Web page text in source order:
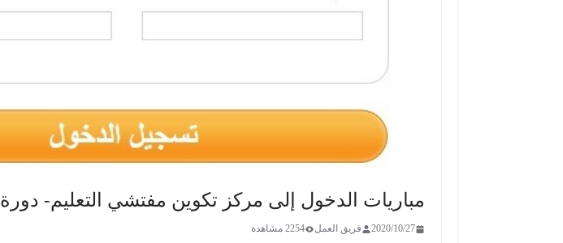
مباريات الدخول إلى مركز تكوين مفتشي التعليم- دورة 2020
2020/10/27 فريق العمل 2254 مشاهدة